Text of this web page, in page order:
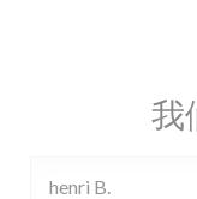
我
henri B